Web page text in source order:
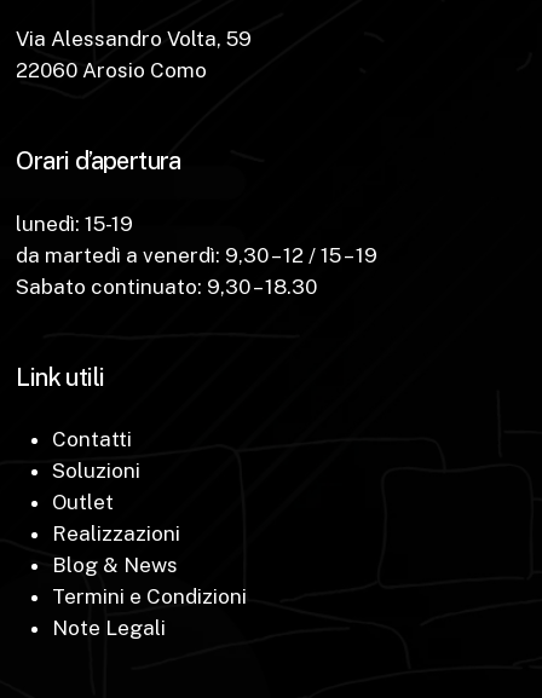
Via Alessandro Volta, 59
22060 Arosio Como
Orari d’apertura
lunedì: 15-19
da martedì a venerdì: 9,30 – 12 / 15 – 19
Sabato continuato: 9,30 – 18.30
Link utili
Contatti
Soluzioni
Outlet
Realizzazioni
Blog & News
Termini e Condizioni
Note Legali